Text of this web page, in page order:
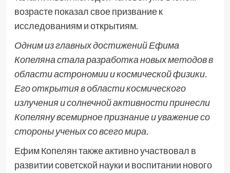
возрасте показал свое призвание к
исследованиям и открытиям.
Одним из главных достижений Ефима
Копеляна стала разработка новых методов в
области астрономии и космической физики.
Его открытия в области космического
излучения и солнечной активности принесли
Копеляну всемирное признание и уважение со
стороны ученых со всего мира.
Ефим Копелян также активно участвовал в
развитии советской науки и воспитании нового